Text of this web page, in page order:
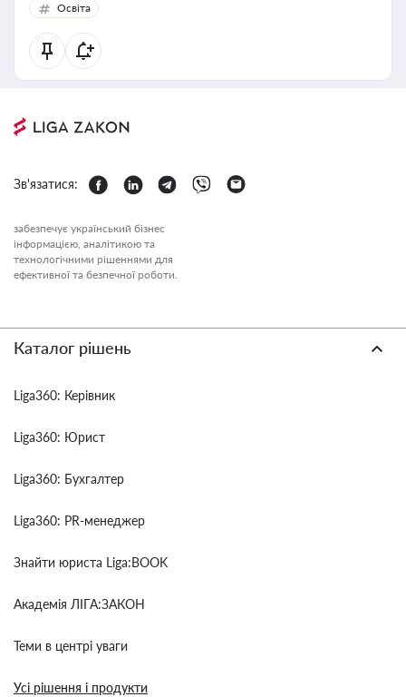
Освіта
Зв'язатися:
забезпечує український бізнес
інформацією, аналітикою та
технологічними рішеннями для
ефективної та безпечної роботи.
Каталог рішень
Liga360: Керівник
Liga360: Юрист
Liga360: Бухгалтер
Liga360: PR-менеджер
Знайти юриста Liga:BOOK
Академія ЛІГА:ЗАКОН
Теми в центрі уваги
Усі рішення і продукти